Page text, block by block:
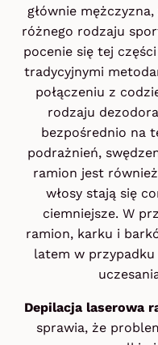
głównie
różnego rodzaju
pocenie się tej
tradycyjnymi
połączeniu z
rodzaju
bezpośrednio na
podrażnień,
ramion jest
włosy stają się
ciemniejsze. W
ramion, karku i
latem w
Depilacja laserowa
sprawia, że